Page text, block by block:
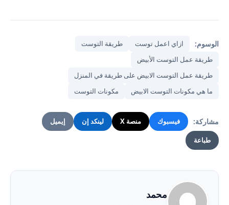
الوسوم: ازاي اعمل توست
طريقة التوست
طريقة عمل التوست الأبيض
طريقة عمل التوست الابيض على طريقة في المنزل
ما هي مكونات التوست الابيض
مكونات التوست
مشاركة: فيسبوك منصة X لينكد إن إيميل
طباعة
محمد